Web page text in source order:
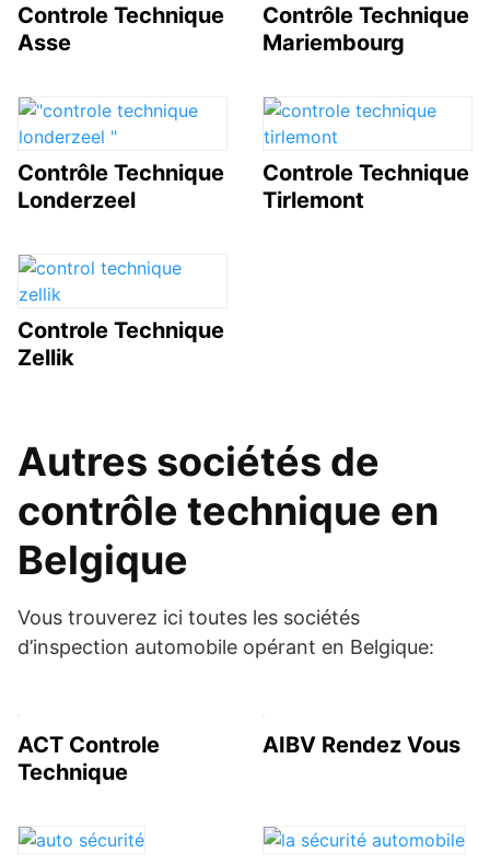
Controle Technique
Asse
Contrôle Technique
Mariembourg
Contrôle Technique
Londerzeel
Controle Technique
Tirlemont
Controle Technique
Zellik
Autres sociétés de
contrôle technique en
Belgique
Vous trouverez ici toutes les sociétés
d’inspection automobile opérant en Belgique:
ACT Controle
Technique
AIBV Rendez Vous